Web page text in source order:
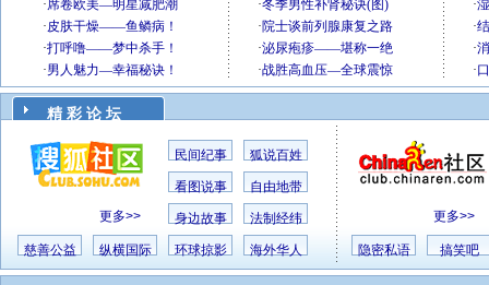
精 彩 论 坛
更多>>
民间纪事 狐说百姓
看图说事 自由地带
身边故事 法制经纬
慈善公益 纵横国际 环球掠影 海外华人
更多>>
隐密私语 搞笑吧